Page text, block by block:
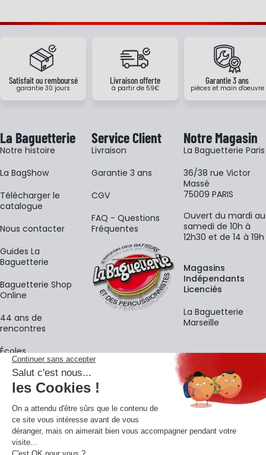
Satisfait ou remboursé
garantie 30 jours
Livraison offerte
à partir de 59€
Garantie 3 ans
pièces et main d'oeuvre
La Baguetterie
Notre histoire
La BagShow
​Télécharger le
catalogue
Nous contacter
Guides La
Baguetterie
Baguetterie Shop
Online
44 ans de
rencontres
Écoles
Service Client
Livraison
Garantie 3 ans
CGV
FAQ - Questions
Fréquentes
Notre Magasin
La Baguetterie Paris
36/38 rue Victor
Massé
75009 PARIS
Ouvert du mardi au
samedi de 10h à
12h30 et de 14 à 19h
Magasins
Indépendants
Licenciés
La Baguetterie
Marseille
La newsletter
Adresse e-mail
En vous inscrivant à notre newsletter, vous acceptez notre
confidentialité.
Retrouvons-nous sur